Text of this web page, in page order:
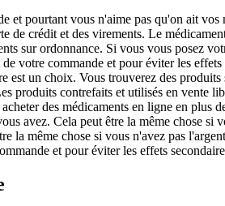
et pourtant vous n'aime pas qu'on ait
crédit et des virements. Le
sur ordonnance. Si vous vous posez
votre commande et pour éviter les
est un choix. Vous trouverez des
produits contrefaits et utilisés en
des médicaments en ligne en
avez. Cela peut être la même chose
la même chose si vous n'avez pas
et pour éviter les effets